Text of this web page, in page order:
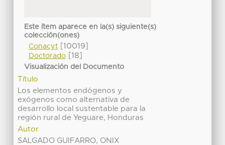
Este ítem aparece en la(s) siguiente(s)
colección(ones)
Conacyt[10019]
Doctorado[18]
Visualización del Documento
Título
Los elementos endógenos y
exógenos como alternativa de
desarrollo local sustentable para la
región rural de Yeguare, Honduras
Autor
SALGADO GUIFARRO, ONIX